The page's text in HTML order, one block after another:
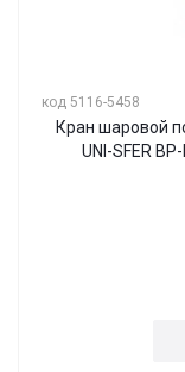
код 5116-5458
Кран шаровой
UNI-SFER